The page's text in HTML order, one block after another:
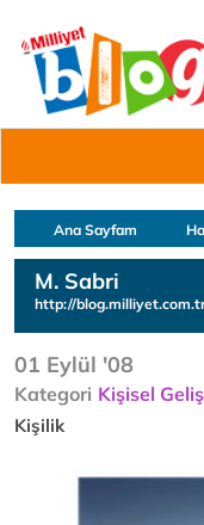
Ana Sayfam
M. Sabri
http://
01 Eylül '08
Kategori Kişisel
Kişilik